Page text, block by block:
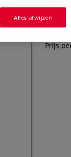
zijde
Prijs
Alles afwijzen